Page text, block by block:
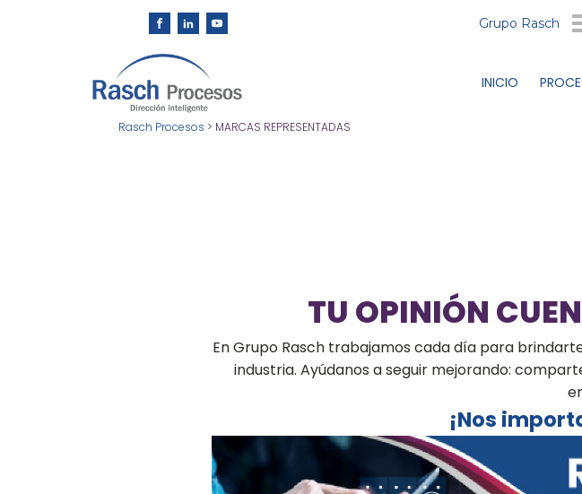
Grupo Rasch
INICIO
Rasch Procesos > MARCAS REPRESENTADAS
TU OPINIÓN
En Grupo Rasch trabajamos cada día para
industria. Ayúdanos a seguir mejorando:
¡Nos